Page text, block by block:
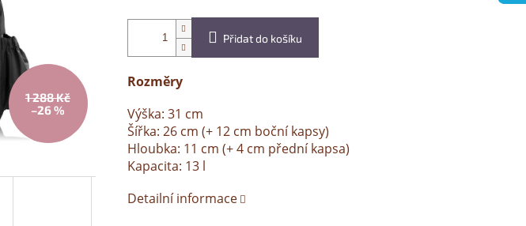
1 288 Kč
–26 %
Přidat do košíku
Rozměry
Výška: 31 cm
Šířka: 26 cm (+ 12 cm boční kapsy)
Hloubka: 11 cm (+ 4 cm přední kapsa)
Kapacita: 13 l
Detailní informace